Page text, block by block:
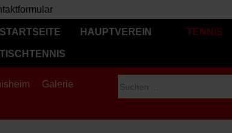
STARTSEITE HAUPTVEREIN TENNIS
TISCHTENNIS
Galerie